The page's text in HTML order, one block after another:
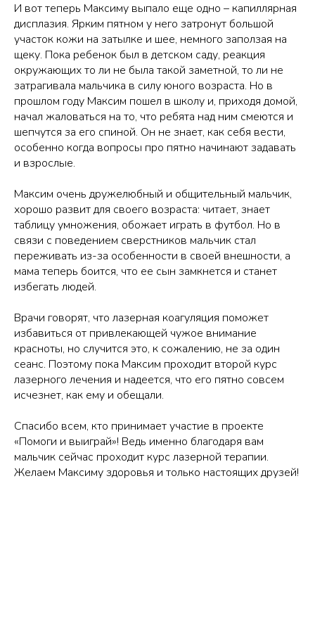
И вот теперь Максиму выпало еще одно – капиллярная
дисплазия. Ярким пятном у него затронут большой
участок кожи на затылке и шее, немного заползая на
щеку. Пока ребенок был в детском саду, реакция
окружающих то ли не была такой заметной, то ли не
затрагивала мальчика в силу юного возраста. Но в
прошлом году Максим пошел в школу и, приходя домой,
начал жаловаться на то, что ребята над ним смеются и
шепчутся за его спиной. Он не знает, как себя вести,
особенно когда вопросы про пятно начинают задавать
и взрослые.
Максим очень дружелюбный и общительный мальчик,
хорошо развит для своего возраста: читает, знает
таблицу умножения, обожает играть в футбол. Но в
связи с поведением сверстников мальчик стал
переживать из-за особенности в своей внешности, а
мама теперь боится, что ее сын замкнется и станет
избегать людей.
Врачи говорят, что лазерная коагуляция поможет
избавиться от привлекающей чужое внимание
красноты, но случится это, к сожалению, не за один
сеанс. Поэтому пока Максим проходит второй курс
лазерного лечения и надеется, что его пятно совсем
исчезнет, как ему и обещали.
Спасибо всем, кто принимает участие в проекте
«Помоги и выиграй»! Ведь именно благодаря вам
мальчик сейчас проходит курс лазерной терапии.
Желаем Максиму здоровья и только настоящих друзей!